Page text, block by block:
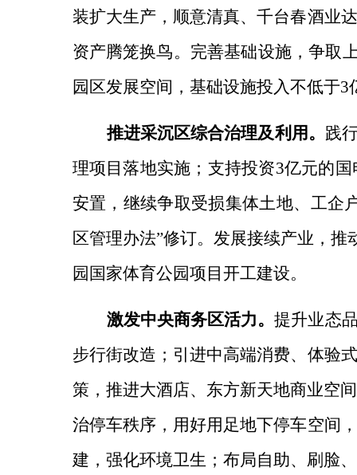
装扩大生产，顺意清真、千台春酒业
资产腾笼换鸟。 完善基础设施，争取
园区发展空间，基础设施投入不低于3
推进采沉区综合治理及利用。 践
理项目落地实施；支持投资3亿元的
安置，继续争取受损集体土地、工企
区管理办法”修订。 发展接续产业，推
园国家体育公园项目开工建设。
激发中央商务区活力。提升业态
步行街改造；引进中高端消费、体验
策，推进大酒店、东方新天地商业空
治停车秩序，用好用足地下停车空间
建，强化环境卫生；布局自助、刷脸